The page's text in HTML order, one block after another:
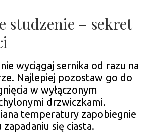
studzenie – sekret
wyciągaj sernika od razu na
Najlepiej pozostaw go do
w wyłączonym
drzwiczkami.
temperatury zapobiegnie
się ciasta.